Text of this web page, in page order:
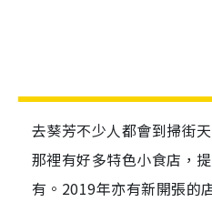
去葵芳不少人都會到掃街
那裡有好多特色小食店，
有。2019年亦有新開張的